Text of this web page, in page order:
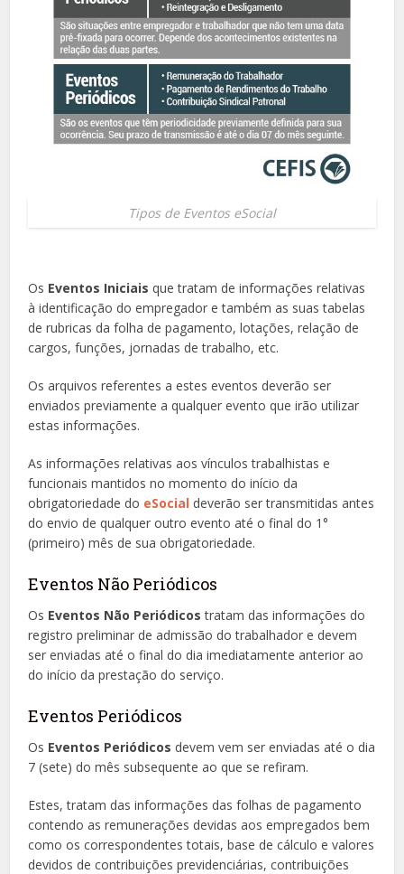
Tipos de Eventos eSocial
Os Eventos Iniciais que tratam de informações relativas
à identificação do empregador e também as suas tabelas
de rubricas da folha de pagamento, lotações, relação de
cargos, funções, jornadas de trabalho, etc.
Os arquivos referentes a estes eventos deverão ser
enviados previamente a qualquer evento que irão utilizar
estas informações.
As informações relativas aos vínculos trabalhistas e
funcionais mantidos no momento do início da
obrigatoriedade do eSocial deverão ser transmitidas antes
do envio de qualquer outro evento até o final do 1°
(primeiro) mês de sua obrigatoriedade.
Eventos Não Periódicos
Os Eventos Não Periódicos tratam das informações do
registro preliminar de admissão do trabalhador e devem
ser enviadas até o final do dia imediatamente anterior ao
do início da prestação do serviço.
Eventos Periódicos
Os Eventos Periódicos devem vem ser enviadas até o dia
7 (sete) do mês subsequente ao que se refiram.
Estes, tratam das informações das folhas de pagamento
contendo as remunerações devidas aos empregados bem
como os correspondentes totais, base de cálculo e valores
devidos de contribuições previdenciárias, contribuições